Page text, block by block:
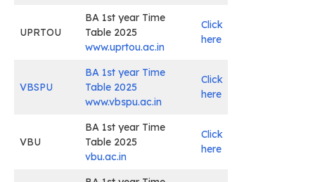
UPRTOU
BA 1st year Time
Table 2025
www.uprtou.ac.in
Click
here
VBSPU
BA 1st year Time
Table 2025
www.vbspu.ac.in
Click
here
VBU
BA 1st year Time
Table 2025
vbu.ac.in
Click
here